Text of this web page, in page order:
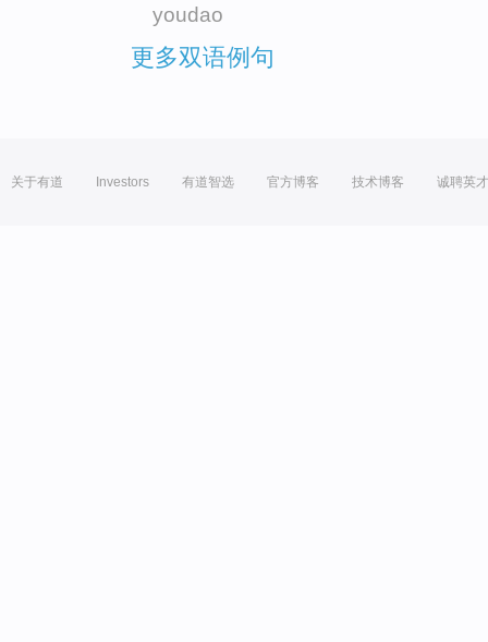
youdao
更多双语例句
关于有道 Investors 有道智选 官方博客 技术博客 诚聘英才